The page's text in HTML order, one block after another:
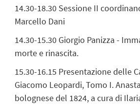
14.30-18.30 Sessione II
Marcello Dani
14.30-15.30 Giorgio Panizza -
morte e rinascita.
15.30-16.15 Presentazione delle
Giacomo Leopardi, Tomo I.
bolognese del 1824, a cura di